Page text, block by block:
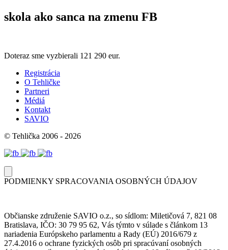
skola ako sanca na zmenu FB
Doteraz sme vyzbierali 121 290 eur.
Registrácia
O Tehličke
Partneri
Médiá
Kontakt
SAVIO
© Tehlička 2006 - 2026
PODMIENKY SPRACOVANIA OSOBNÝCH ÚDAJOV
Občianske združenie SAVIO o.z., so sídlom: Miletičová 7, 821 08
Bratislava, IČO: 30 79 95 62, Vás týmto v súlade s článkom 13
nariadenia Európskeho parlamentu a Rady (EÚ) 2016/679 z
27.4.2016 o ochrane fyzických osôb pri spracúvaní osobných